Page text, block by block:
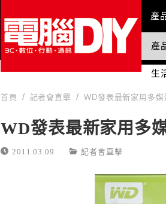
產
國
產
生
首頁 記者會直擊 WD發表最新家用多
WD發表最新家用多
2011.03.09 記者會直擊